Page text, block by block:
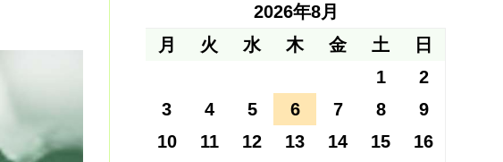
2026年8月
月
火 水 木 金 土
日
1
2
3
4 5 6 7 8
9
10
11 12 13 14 15
16